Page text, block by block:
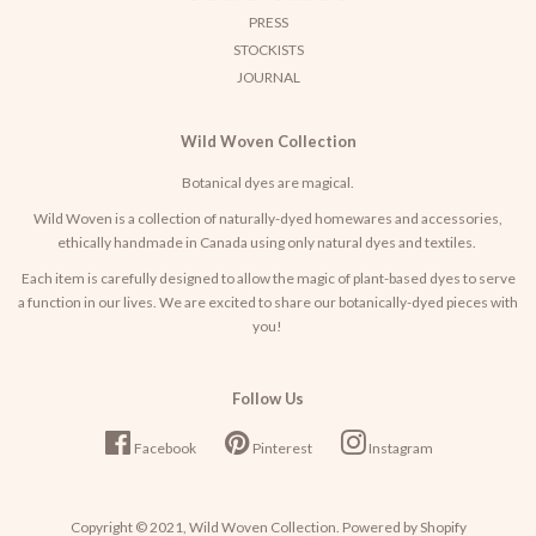
PRESS
STOCKISTS
JOURNAL
Wild Woven Collection
Botanical dyes are magical.
Wild Woven is a collection of naturally-dyed homewares and accessories,
ethically handmade in Canada using only natural dyes and textiles.
Each item is carefully designed to allow the magic of plant-based dyes to serve
a function in our lives. We are excited to share our botanically-dyed pieces with
you!
Follow Us
Facebook Pinterest Instagram
Copyright © 2021, Wild Woven Collection . Powered by Shopify